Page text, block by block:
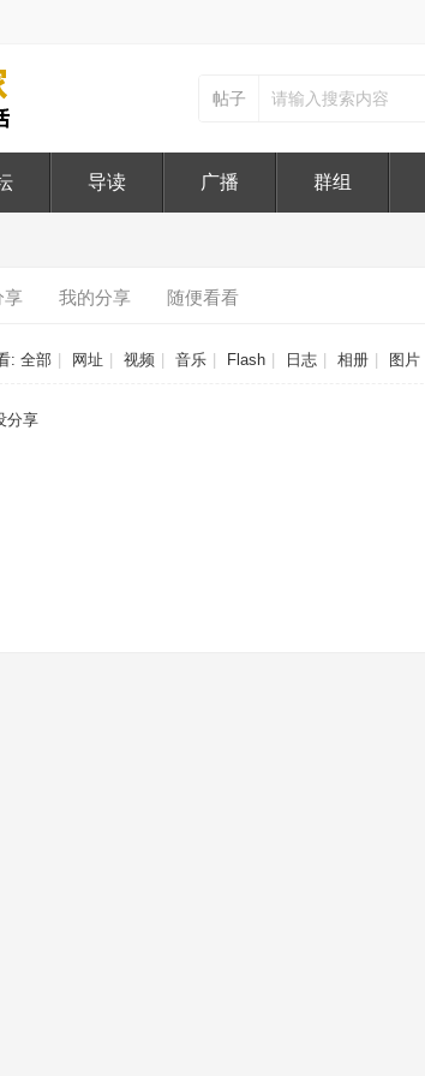
帖子
导读 广播 群组
享 我的分享 随便看看
: 全部 网址 视频 音乐 Flash 日志 相册 图片
分享